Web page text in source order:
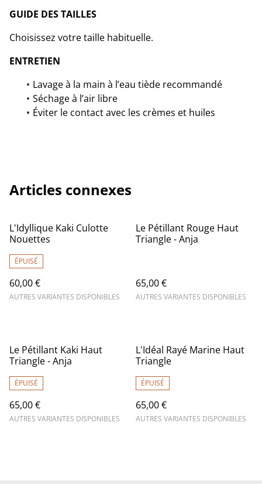
GUIDE DES TAILLES
Choisissez votre taille habituelle.
ENTRETIEN
Lavage à la main à l’eau tiède recommandé
Séchage à l’air libre
Éviter le contact avec les crèmes et huiles
Articles connexes
L'Idyllique Kaki Culotte
Nouettes
ÉPUISÉ
60,00 €
AUTRES VARIANTES DISPONIBLES
Le Pétillant Rouge Haut
Triangle - Anja
65,00 €
AUTRES VARIANTES DISPONIBLES
Le Pétillant Kaki Haut
Triangle - Anja
ÉPUISÉ
65,00 €
AUTRES VARIANTES DISPONIBLES
L'Idéal Rayé Marine Haut
Triangle
ÉPUISÉ
65,00 €
AUTRES VARIANTES DISPONIBLES